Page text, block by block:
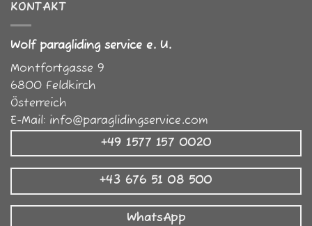
KONTAKT
Wolf paragliding service e. U.
Montfortgasse 9
6800 Feldkirch
Österreich
E-Mail: info@paraglidingservice.com
+49 1577 157 0020
+43 676 51 08 500
WhatsApp